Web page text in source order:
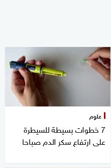
علوم
7 خطوات بسيطة للسيطرة
على ارتفاع سكر الدم صباحا